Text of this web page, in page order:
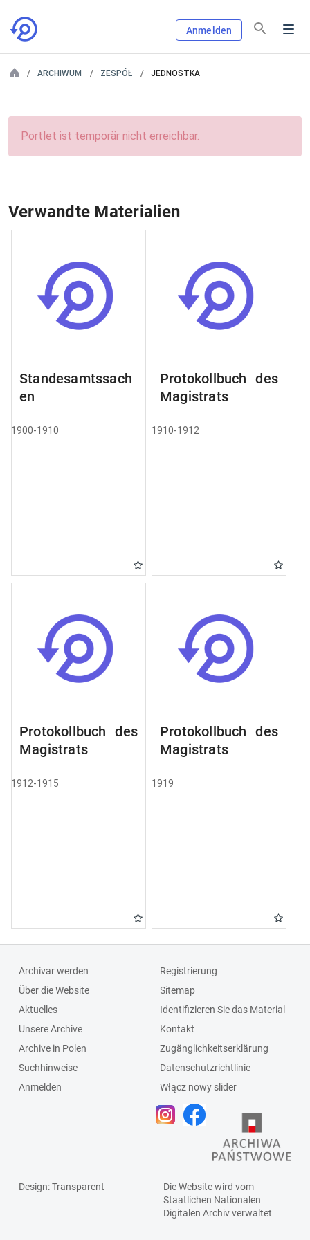
Anmelden
ARCHIWUM ZESPÓŁ JEDNOSTKA
Portlet ist temporär nicht erreichbar.
Verwandte Materialien
Standesamtssach
en
1900-1910
Protokollbuch des
Magistrats
1910-1912
Protokollbuch des
Magistrats
1912-1915
Protokollbuch des
Magistrats
1919
Archivar werden
Über die Website
Aktuelles
Unsere Archive
Archive in Polen
Suchhinweise
Anmelden
Registrierung
Sitemap
Identifizieren Sie das Material
Kontakt
Zugänglichkeitserklärung
Datenschutzrichtlinie
Włącz nowy slider
Design: Transparent
Die Website wird vom
Staatlichen Nationalen
Digitalen Archivverwaltet